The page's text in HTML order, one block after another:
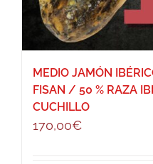
MEDIO JAMÓN
FISAN / 50 % RAZA
CUCHILLO
170,00€